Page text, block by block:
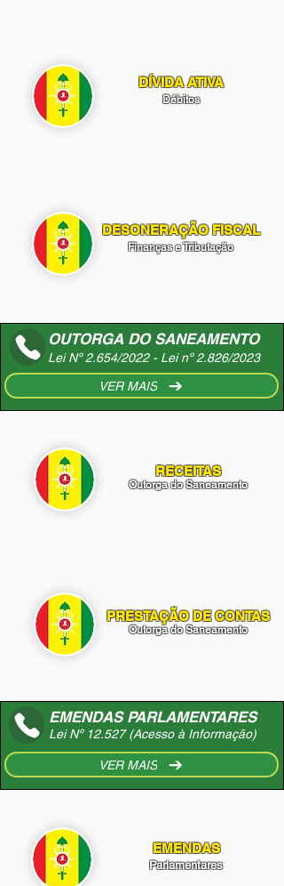
DÍVIDA ATIVA
Débitos
DESONERAÇÃO FISCAL
Finanças e Tributação
OUTORGA DO SANEAMENTO
Lei Nº 2.654/2022 - Lei nº 2.826/2023
VER MAIS
RECEITAS
Outorga do Saneamento
PRESTAÇÃO DE CONTAS
Outorga do Saneamento
EMENDAS PARLAMENTARES
Lei Nº 12.527 (Acesso à Informação)
VER MAIS
EMENDAS
Parlamentares